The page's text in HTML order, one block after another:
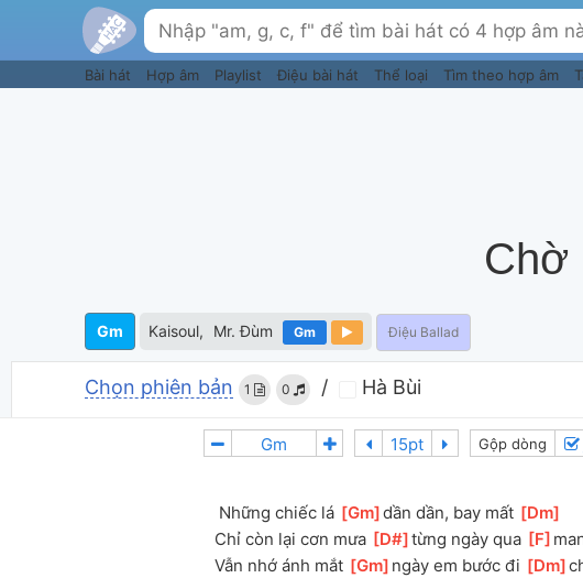
Bài hát Hợp âm Playlist Điệu bài hát Thể loại Tìm theo hợp âm
Chờ
Gm Kaisoul Mr. Đùm Gm Điệu Ballad
Chọn phiên bản 1 0 / Hà Bùi
Gộp dòng
Những chiếc lá [Gm ]
dần dần, bay mất [ Dm
Chỉ còn lại cơn mưa
D# ]
từng ngày qua F ]
Vẫn nhớ ánh mắt [Gm ]ngày em bước đi [ Dm ]